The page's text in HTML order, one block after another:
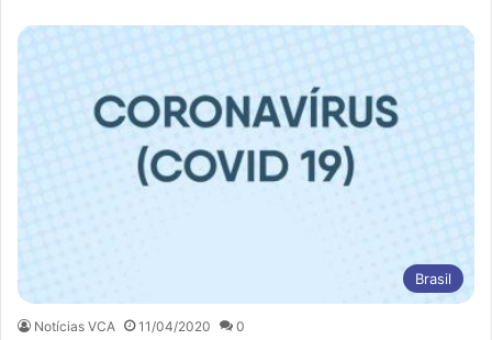
Brasil
Notícias VCA 11/04/2020 0